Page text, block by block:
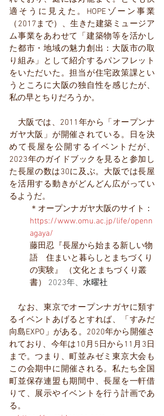
適そうに見えた。HOPEゾーン事業
（2017まで）、生きた建築ミュージア
ム事業をあわせて「建築物等を活かし
た都市・地域の魅力創出：大阪市の取
り組み」として紹介するパンフレット
をいただいた。担当が住宅政策課とい
うところに大阪の独自性を感じたが、
私の早とちりだろうか。
大阪では、2011年から「オープンナ
ガヤ大阪」が開催されている。日を決
めて長屋を公開するイベントだが、
2023年のガイドブックを見ると参加し
た長屋の数は30に及ぶ。大阪では長屋
を活用する動きがどんどん広がってい
るようだ。
＊オープンナガヤ大阪のサイト：
https://www.omu.ac.jp/life/openn
agaya/
藤田忍『長屋から始まる新しい物
語　住まいと暮らしとまちづくり
の実験』 （文化とまちづくり叢
書） 2023年、 水曜社
なお、東京でオープンナガヤに類す
るイベントあげるとすれば、「すみだ
向島EXPO」がある。2020年から開催さ
れており、今年は10月5日から11月3日
まで。つまり、町並みゼミ東京大会も
この会期中に開催される。私たち全国
町並保存連盟も期間中、長屋を一軒借
りて、展示やイベントを行う計画であ
る。